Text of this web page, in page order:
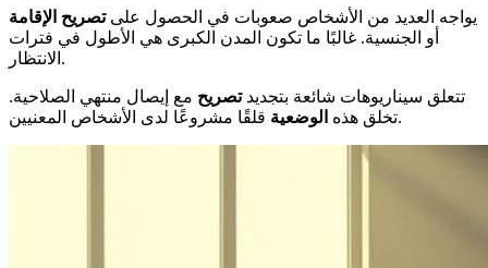
يواجه العديد من الأشخاص صعوبات في الحصول علىتصريح الإقامة
أو الجنسية. غالبًا ما تكون المدن الكبرى هي الأطول في فترات
الانتظار.
تتعلق سيناريوهات شائعة بتجديدتصريح مع إيصال منتهي الصلاحية.
تخلق هذه الوضعية قلقًا مشروعًا لدى الأشخاص المعنيين.